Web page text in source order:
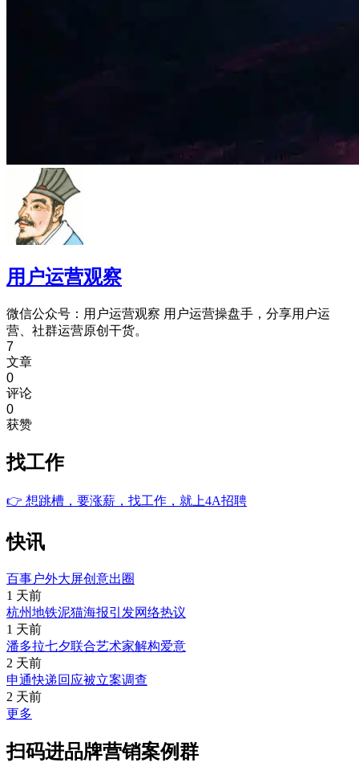
用户运营观察
微信公众号：用户运营观察 用户运营操盘手，分享用户运
营、社群运营原创干货。
7
文章
0
评论
0
获赞
找工作
👉 想跳槽，要涨薪，找工作，就上4A招聘
快讯
百事户外大屏创意出圈
1 天前
杭州地铁泥猫海报引发网络热议
1 天前
潘多拉七夕联合艺术家解构爱意
2 天前
申通快递回应被立案调查
2 天前
更多
扫码进品牌营销案例群